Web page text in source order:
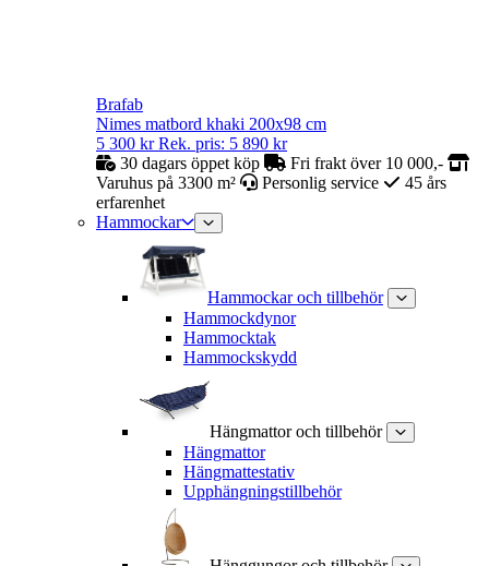
Brafab
Nimes matbord khaki 200x98 cm
5 300 kr Rek. pris: 5 890 kr
30 dagars öppet köp
Fri frakt över 10 000,-
Varuhus på 3300 m²
Personlig service
45 års
erfarenhet
Hammockar
Hammockar och tillbehör
Hammockdynor
Hammocktak
Hammockskydd
Hängmattor och tillbehör
Hängmattor
Hängmattestativ
Upphängningstillbehör